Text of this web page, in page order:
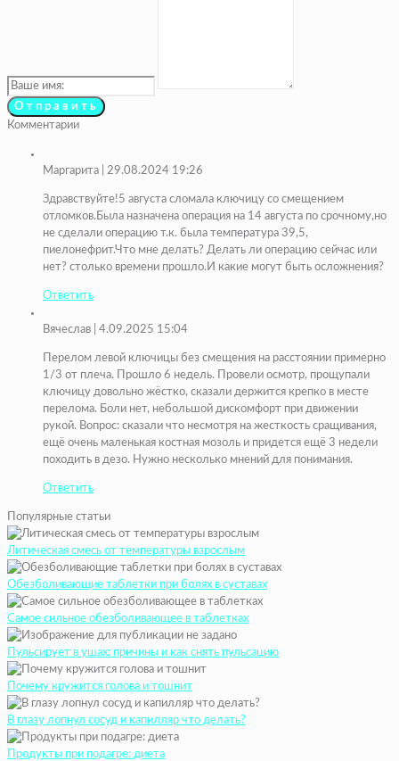
Комментарии
Маргарита | 29.08.2024 19:26
Здравствуйте!5 августа сломала ключицу со смещением
отломков.Была назначена операция на 14 августа по срочному,но
не сделали операцию т.к. была температура 39,5,
пиелонефрит.Что мне делать? Делать ли операцию сейчас или
нет? столько времени прошло.И какие могут быть осложнения?
Ответить
Вячеслав | 4.09.2025 15:04
Перелом левой ключицы без смещения на расстоянии примерно
1/3 от плеча. Прошло 6 недель. Провели осмотр, прощупали
ключицу довольно жёстко, сказали держится крепко в месте
перелома. Боли нет, небольшой дискомфорт при движении
рукой. Вопрос: сказали что несмотря на жесткость сращивания,
ещё очень маленькая костная мозоль и придется ещё 3 недели
походить в дезо. Нужно несколько мнений для понимания.
Ответить
Популярные статьи
Литическая смесь от температуры взрослым
Обезболивающие таблетки при болях в суставах
Самое сильное обезболивающее в таблетках
Пульсирует в ушах: причины и как снять пульсацию
Почему кружится голова и тошнит
В глазу лопнул сосуд и капилляр что делать?
Продукты при подагре: диета